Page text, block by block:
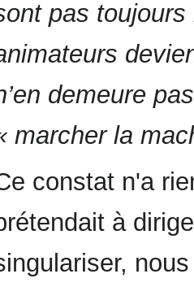
pas
demeure
marcher la
constat n'a
à